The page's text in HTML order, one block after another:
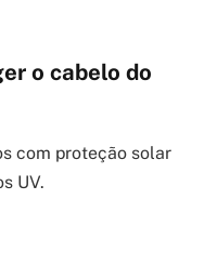
o cabelo do
com proteção solar
UV.